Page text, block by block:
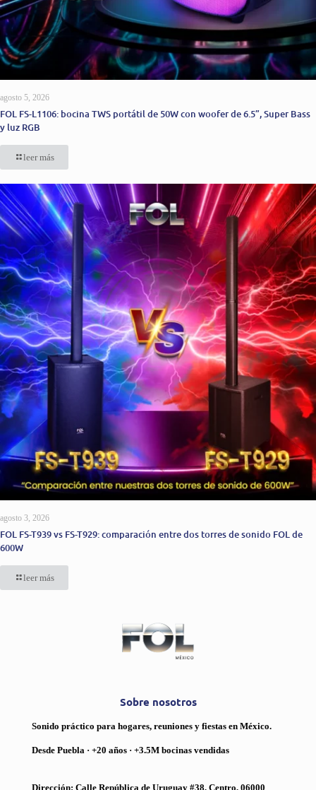
agosto 5, 2026
FOL FS-L1106: bocina TWS portátil de 50W con woofer de 6.5”, Super Bass
y luz RGB
leer más
agosto 3, 2026
FOL FS-T939 vs FS-T929: comparación entre dos torres de sonido FOL de
600W
leer más
Sobre nosotros
Sonido práctico para hogares, reuniones y fiestas en México.
Desde Puebla · +20 años · +3.5M bocinas vendidas
Dirección: Calle República de Uruguay #38, Centro, 06000